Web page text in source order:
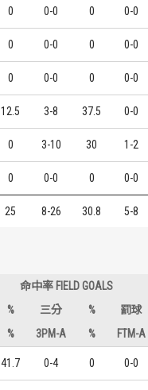
0 0-0 0 0-0
0 0-0 0 0-0
0 0-0 0 0-0
12.5 3-8 37.5 0-0
0 3-10 30 1-2
0 0-0 0 0-0
25 8-26 30.8 5-8
命中率 FIELD GOALS
% 三分 %
罰球
% 3PM-A % FTM-A
41.7 0-4 0 0-0